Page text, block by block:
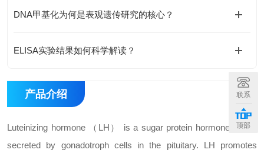
DNA甲基化为何是表观遗传研究的核心？
ELISA实验结果如何科学解读？
产品介绍
Luteinizing hormone （LH） is a sugar protein hormone that is
secreted by gonadotroph cells in the pituitary. LH promotes
联系
顶部